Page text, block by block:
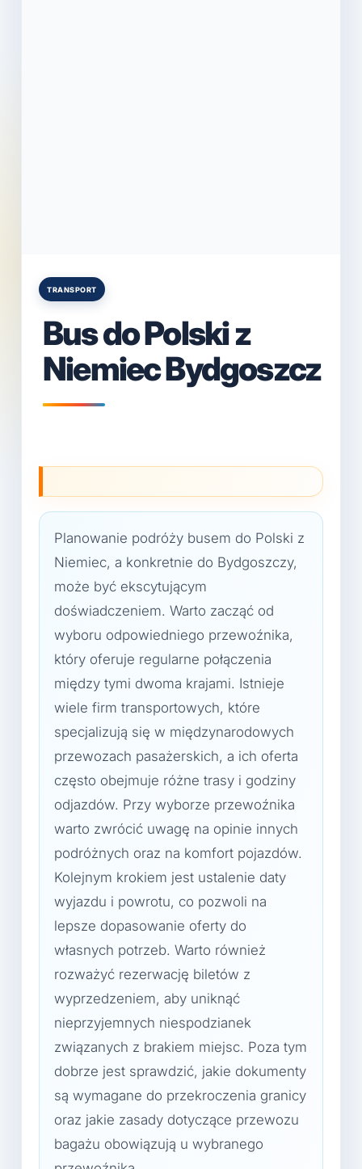
Posted
TRANSPORT
Bus do Polski z
Niemiec Bydgoszcz
Planowanie podróży busem do Polski z
Niemiec, a konkretnie do Bydgoszczy,
może być ekscytującym
doświadczeniem. Warto zacząć od
wyboru odpowiedniego przewoźnika,
który oferuje regularne połączenia
między tymi dwoma krajami. Istnieje
wiele firm transportowych, które
specjalizują się w międzynarodowych
przewozach pasażerskich, a ich oferta
często obejmuje różne trasy i godziny
odjazdów. Przy wyborze przewoźnika
warto zwrócić uwagę na opinie innych
podróżnych oraz na komfort pojazdów.
Kolejnym krokiem jest ustalenie daty
wyjazdu i powrotu, co pozwoli na
lepsze dopasowanie oferty do
własnych potrzeb. Warto również
rozważyć rezerwację biletów z
wyprzedzeniem, aby uniknąć
nieprzyjemnych niespodzianek
związanych z brakiem miejsc. Poza tym
dobrze jest sprawdzić, jakie dokumenty
są wymagane do przekroczenia granicy
oraz jakie zasady dotyczące przewozu
bagażu obowiązują u wybranego